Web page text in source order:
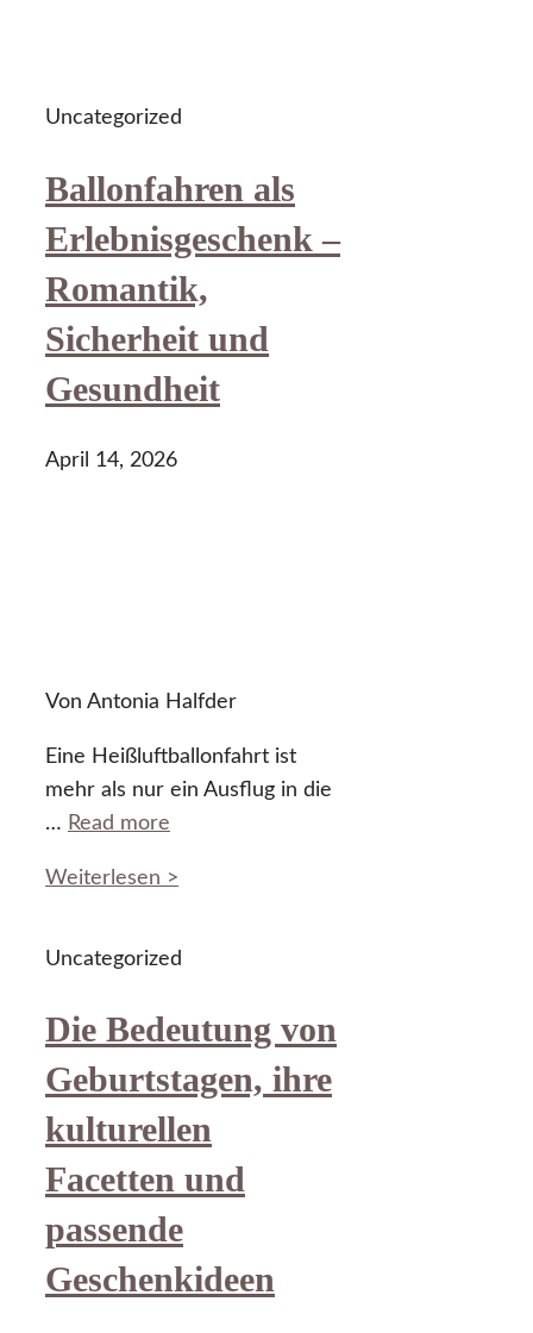
Uncategorized
Ballonfahren als
Erlebnisgeschenk –
Romantik,
Sicherheit und
Gesundheit
April 14, 2026
Von Antonia Halfder
Eine Heißluftballonfahrt ist
mehr als nur ein Ausflug in die
… Read more
Weiterlesen >
Uncategorized
Die Bedeutung von
Geburtstagen, ihre
kulturellen
Facetten und
passende
Geschenkideen